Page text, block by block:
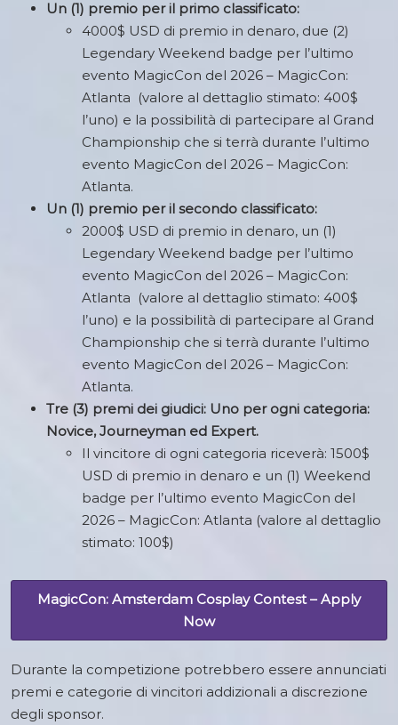
Un (1) premio per il primo classificato:
4000$ USD di premio in denaro, due (2)
Legendary Weekend badge per l’ultimo
evento MagicCon del 2026 – MagicCon:
Atlanta (valore al dettaglio stimato: 400$
l’uno) e la possibilità di partecipare al Grand
Championship che si terrà durante l’ultimo
evento MagicCon del 2026 – MagicCon:
Atlanta.
Un (1) premio per il secondo classificato:
2000$ USD di premio in denaro, un (1)
Legendary Weekend badge per l’ultimo
evento MagicCon del 2026 – MagicCon:
Atlanta (valore al dettaglio stimato: 400$
l’uno) e la possibilità di partecipare al Grand
Championship che si terrà durante l’ultimo
evento MagicCon del 2026 – MagicCon:
Atlanta.
Tre (3) premi dei giudici: Uno per ogni categoria:
Novice, Journeyman ed Expert.
Il vincitore di ogni categoria riceverà: 1500$
USD di premio in denaro e un (1) Weekend
badge per l’ultimo evento MagicCon del
2026 – MagicCon: Atlanta (valore al dettaglio
stimato: 100$)
MagicCon: Amsterdam Cosplay Contest – Apply
Now
Durante la competizione potrebbero essere annunciati
premi e categorie di vincitori addizionali a discrezione
degli sponsor.